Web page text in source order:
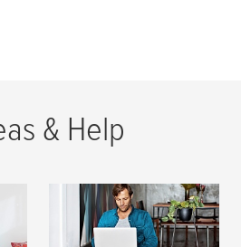
& Help
Suporte e Ajuda